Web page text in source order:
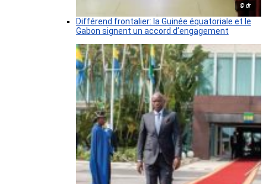
© dr
Différend frontalier: la Guinée équatoriale et le
Gabon signent un accord d’engagement